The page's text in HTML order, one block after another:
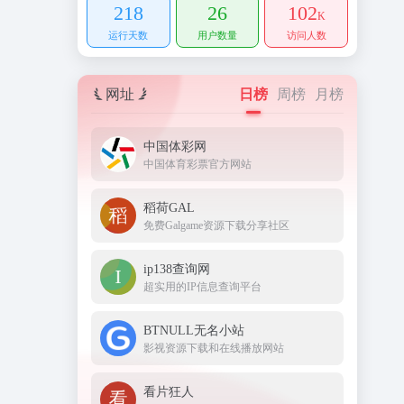
218
运行天数
26
用户数量
102K
访问人数
网址 日榜 周榜 月榜
中国体彩网
中国体育彩票官方网站
稻荷GAL
免费Galgame资源下载分享社区
ip138查询网
超实用的IP信息查询平台
BTNULL无名小站
影视资源下载和在线播放网站
看片狂人